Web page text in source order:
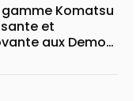
gamme Komatsu
et
aux Demo